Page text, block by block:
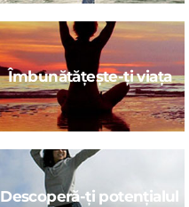
Îmbunătățește-ți viața
Descoperă-ți potențialul